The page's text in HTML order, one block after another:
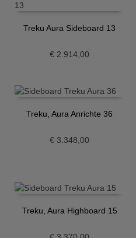
Treku Aura Sideboard 13
€ 2.914,00
Treku, Aura Anrichte 36
€ 3.348,00
Treku, Aura Highboard 15